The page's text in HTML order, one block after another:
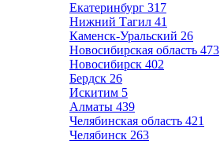
Екатеринбург 317
Нижний Тагил 41
Каменск-Уральский 26
Новосибирская область 473
Новосибирск 402
Бердск 26
Искитим 5
Алматы 439
Челябинская область 421
Челябинск 263